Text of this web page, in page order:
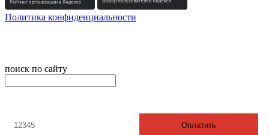
Политика конфиденциальности
поиск по сайту
Оплатить